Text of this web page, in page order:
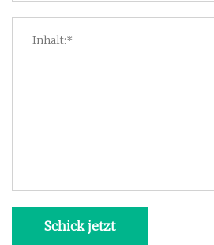
Schick jetzt